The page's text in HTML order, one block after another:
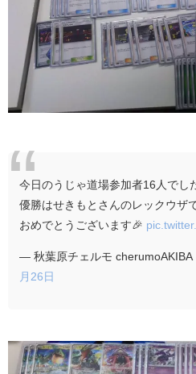
今日のうじゃ道場参加者16人でし
優勝はせきもとさんのレックウザ
おめでとうございます🎉
— 秋葉原チェルモ cherumoAKIBA
月26日